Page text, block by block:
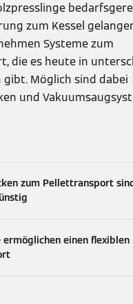
zum Kessel
Systeme zum
die es heute in
Möglich sind dabei
und
zum Pellettransport
ermöglichen einen flexiblen